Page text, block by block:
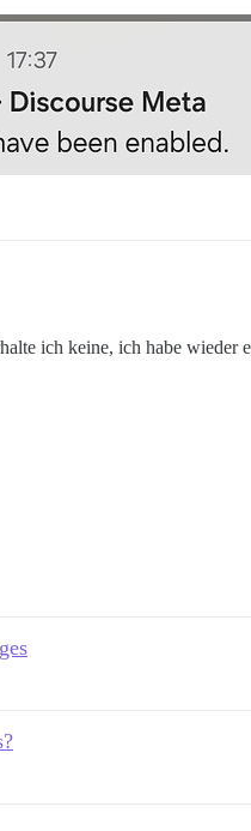
ich keine, ich habe wieder